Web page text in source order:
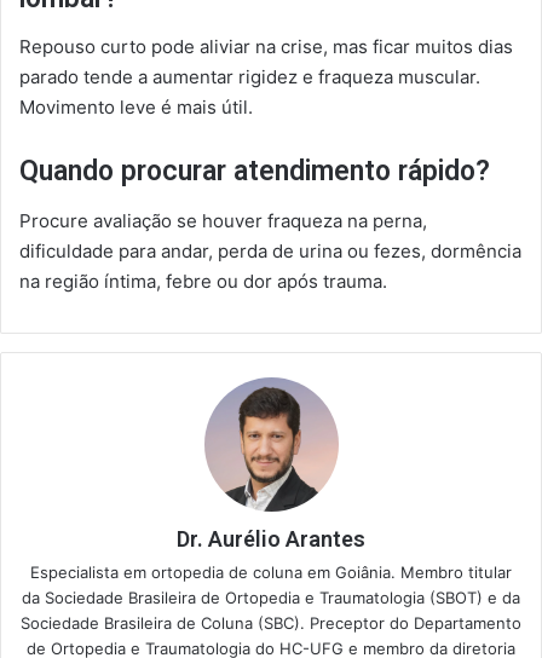
Repouso curto pode aliviar na crise, mas ficar muitos dias
parado tende a aumentar rigidez e fraqueza muscular.
Movimento leve é mais útil.
Quando procurar atendimento rápido?
Procure avaliação se houver fraqueza na perna,
dificuldade para andar, perda de urina ou fezes, dormência
na região íntima, febre ou dor após trauma.
Dr. Aurélio Arantes
Especialista em ortopedia de coluna em Goiânia. Membro titular
da Sociedade Brasileira de Ortopedia e Traumatologia (SBOT) e da
Sociedade Brasileira de Coluna (SBC). Preceptor do Departamento
de Ortopedia e Traumatologia do HC-UFG e membro da diretoria